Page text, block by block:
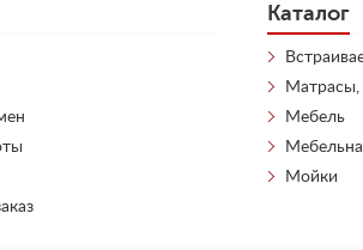
Каталог
Матрасы,
Мебель
Мойки